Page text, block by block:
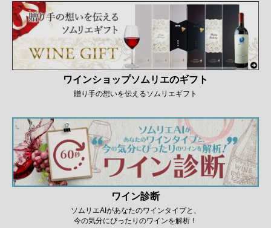
ワインショップソムリエのギフト
贈り手の想いを伝えるソムリエギフト
ワイン診断
ソムリエAIがあなたのワインタイプと、
今の気分にぴったりのワインを解析！